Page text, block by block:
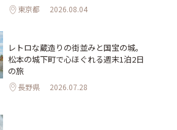
東京都 2026.08.04
レトロな蔵造りの街並みと国宝の城。
松本の城下町で心ほぐれる週末1泊2日
の旅
長野県 2026.07.28